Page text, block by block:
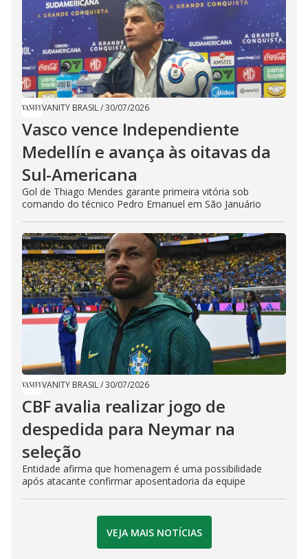
VANITY BRASIL/30/07/2026
Vasco vence Independiente
Medellín e avança às oitavas da
Sul-Americana
Gol de Thiago Mendes garante primeira vitória sob
comando do técnico Pedro Emanuel em São Januário
VANITY BRASIL/30/07/2026
CBF avalia realizar jogo de
despedida para Neymar na
seleção
Entidade afirma que homenagem é uma possibilidade
após atacante confirmar aposentadoria da equipe
VEJA MAIS NOTÍCIAS